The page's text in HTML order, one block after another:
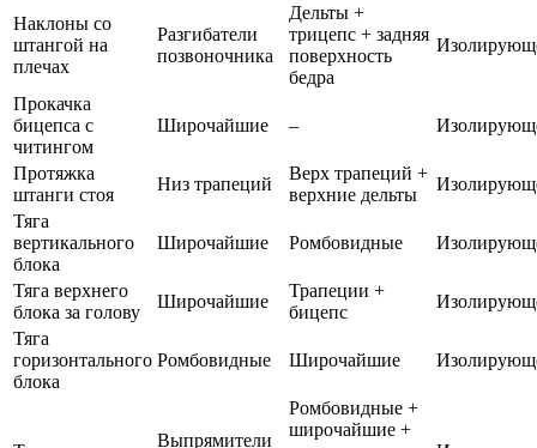
Наклоны со
штангой на
плечах
Разгибатели
позвоночника
Дельты +
трицепс + задняя
поверхность
бедра
Прокачка
бицепса с
читингом
Широчайшие –
Протяжка
штанги стоя
Низ трапеций
Верх трапеций +
верхние дельты
Тяга
вертикального
блока
Широчайшие Ромбовидные
Тяга верхнего
блока за голову
Широчайшие
Трапеции +
бицепс
Тяга
горизонтального
блока
Ромбовидные Широчайшие
Выпрямители
Ромбовидные +
широчайшие +